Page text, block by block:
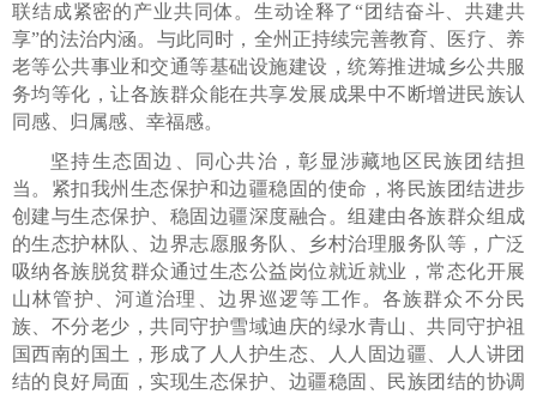
联结成紧密的产业共同体。生动诠释了“团结奋斗、共建共
享”的法治内涵。与此同时，全州正持续完善教育、医疗、养
老等公共事业和交通等基础设施建设，统筹推进城乡公共服
务均等化，让各族群众能在共享发展成果中不断增进民族认
同感、归属感、幸福感。
坚持生态固边、同心共治，彰显涉藏地区民族团结担
当。紧扣我州生态保护和边疆稳固的使命，将民族团结进步
创建与生态保护、稳固边疆深度融合。组建由各族群众组成
的生态护林队、边界志愿服务队、乡村治理服务队等，广泛
吸纳各族脱贫群众通过生态公益岗位就近就业，常态化开展
山林管护、河道治理、边界巡逻等工作。各族群众不分民
族、不分老少，共同守护雪域迪庆的绿水青山、共同守护祖
国西南的国土，形成了人人护生态、人人固边疆、人人讲团
结的良好局面，实现生态保护、边疆稳固、民族团结的协调